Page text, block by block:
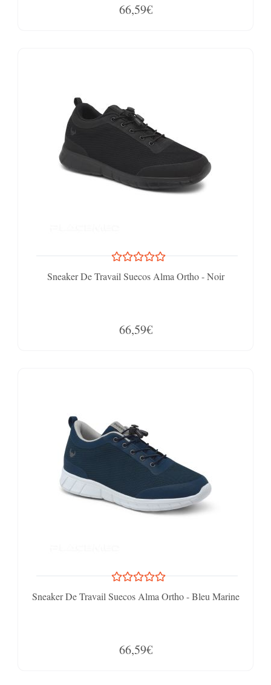
66,59€
Sneaker De Travail Suecos Alma Ortho - Noir
66,59€
Sneaker De Travail Suecos Alma Ortho - Bleu Marine
66,59€